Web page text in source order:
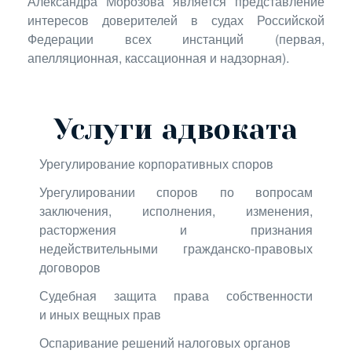
интересов доверителей в судах Российской
Федерации всех инстанций
(первая,
апелляционная, кассационная и надзорная).
Услуги адвоката
Урегулирование корпоративных споров
Урегулировании споров по вопросам
заключения, исполнения, изменения,
расторжения и признания
недействительными гражданско-правовых
договоров
Судебная защита права собственности
и иных вещных прав
Оспаривание решений налоговых органов